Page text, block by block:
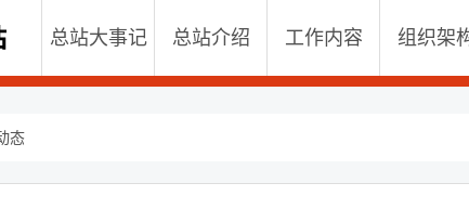
总站大事记 总站介绍 工作内容 组织架
态